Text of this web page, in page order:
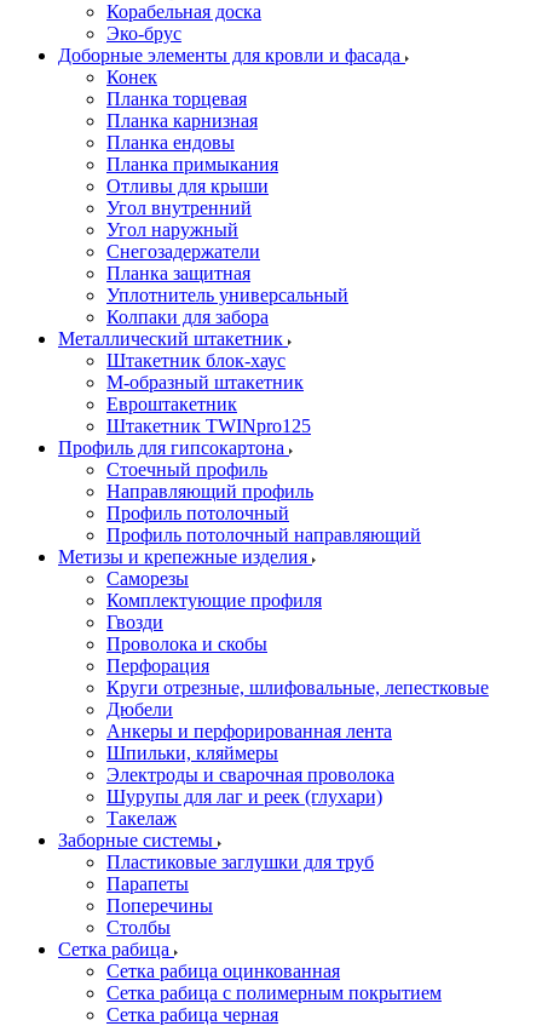
Корабельная доска
Эко-брус
Доборные элементы для кровли и фасада
Конек
Планка торцевая
Планка карнизная
Планка ендовы
Планка примыкания
Отливы для крыши
Угол внутренний
Угол наружный
Снегозадержатели
Планка защитная
Уплотнитель универсальный
Колпаки для забора
Металлический штакетник
Штакетник блок-хаус
М-образный штакетник
Евроштакетник
Штакетник TWINpro125
Профиль для гипсокартона
Стоечный профиль
Направляющий профиль
Профиль потолочный
Профиль потолочный направляющий
Метизы и крепежные изделия
Саморезы
Комплектующие профиля
Гвозди
Проволока и скобы
Перфорация
Круги отрезные, шлифовальные, лепестковые
Дюбели
Анкеры и перфорированная лента
Шпильки, кляймеры
Электроды и сварочная проволока
Шурупы для лаг и реек (глухари)
Такелаж
Заборные системы
Пластиковые заглушки для труб
Парапеты
Поперечины
Столбы
Сетка рабица
Сетка рабица оцинкованная
Сетка рабица с полимерным покрытием
Сетка рабица черная